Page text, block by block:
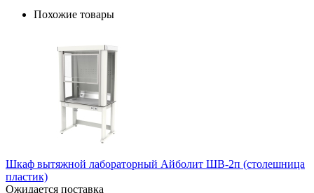
Похожие товары
Шкаф вытяжной лабораторный Айболит ШВ-2п (столешница
пластик)
Ожидается поставка